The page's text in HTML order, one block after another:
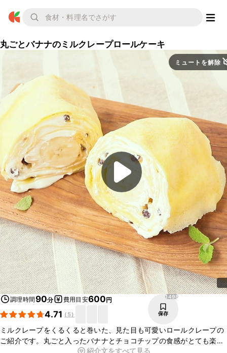
丸ごとバナナのミルクレープロールケーキ
ミュートを解除
調理時間90分 費用目安600円
4.71 ( 5)
1498
保存
ミルクレープをくるくると巻いた、見た目も可愛いロールクレープの
ご紹介です。丸ごと入ったバナナとチョコチップの食感がとても楽し
い一品ですよ。卵焼き器があればとても簡単にお作りいただけますの
紹介文をすべて見る